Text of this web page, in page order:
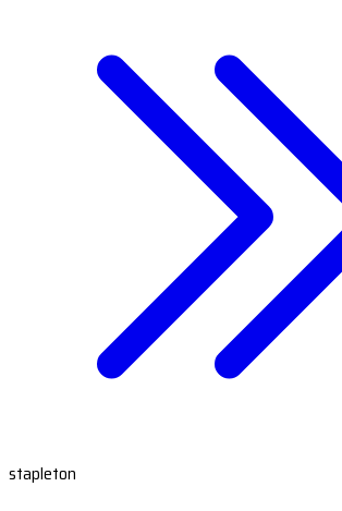
stapleton